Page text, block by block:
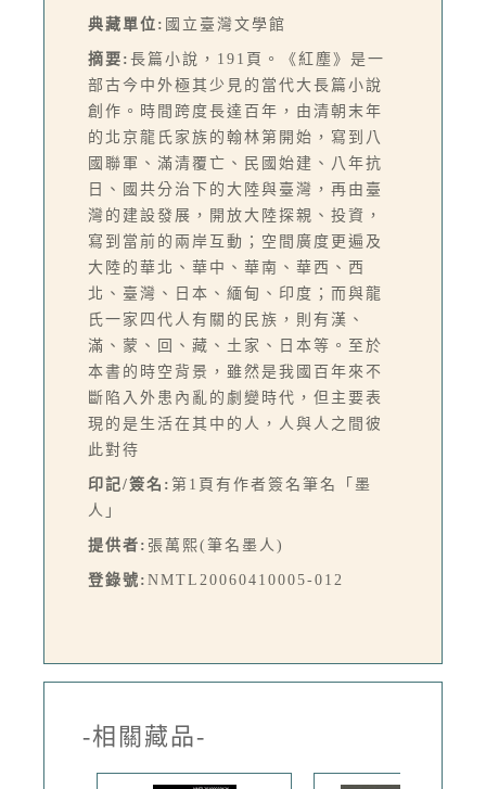
典藏單位: 國立臺灣文學館
摘要: 長篇小說，191頁。《紅塵》是一
部古今中外極其少見的當代大長篇小說
創作。時間跨度長達百年，由清朝末年
的北京龍氏家族的翰林第開始，寫到八
國聯軍、滿清覆亡、民國始建、八年抗
日、國共分治下的大陸與臺灣，再由臺
灣的建設發展，開放大陸探親、投資，
寫到當前的兩岸互動；空間廣度更遍及
大陸的華北、華中、華南、華西、西
北、臺灣、日本、緬甸、印度；而與龍
氏一家四代人有關的民族，則有漢、
滿、蒙、回、藏、土家、日本等。至於
本書的時空背景，雖然是我國百年來不
斷陷入外患內亂的劇變時代，但主要表
現的是生活在其中的人，人與人之間彼
此對待
印記/簽名: 第1頁有作者簽名筆名「墨
人」
提供者: 張萬熙(筆名墨人)
登錄號: NMTL20060410005-012
-相關藏品-